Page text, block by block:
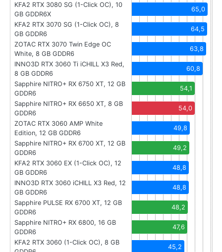
KFA2 RTX 3080 SG (1-Click OC), 10
GB GDDR6X
65,0
KFA2 RTX 3070 SG (1-Click OC), 8
GB GDDR6
64,5
ZOTAC RTX 3070 Twin Edge OC
White, 8 GB GDDR6
63,8
INNO3D RTX 3060 Ti iCHILL X3 Red,
8 GB GDDR6
60,8
Sapphire NITRO+ RX 6750 XT, 12 GB
GDDR6
54,1
Sapphire NITRO+ RX 6650 XT, 8 GB
GDDR6
54,0
ZOTAC RTX 3060 AMP White
Edition, 12 GB GDDR6
49,8
Sapphire NITRO+ RX 6700 XT, 12 GB
GDDR6
49,2
KFA2 RTX 3060 EX (1-Click OC), 12
GB GDDR6
48,8
INNO3D RTX 3060 iCHILL X3 Red, 12
GB GDDR6
48,8
Sapphire PULSE RX 6700 XT, 12 GB
GDDR6
48,2
Sapphire NITRO+ RX 6800, 16 GB
GDDR6
47,6
KFA2 RTX 3060 (1-Click OC), 8 GB
45,2